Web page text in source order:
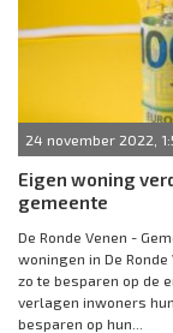
24 november 2022,
Eigen woning
gemeente
De Ronde Venen -
woningen in De
zo te besparen op de
verlagen inwoners
besparen op hun...